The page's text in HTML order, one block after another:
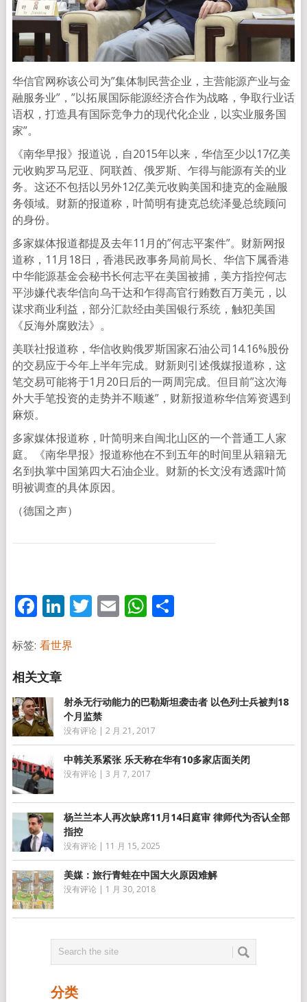
华信官网称该公司为”集体制民营企业，主营能源产业与金
融服务业”，”以拓展国际能源经济合作为战略，争取行业话
语权，打造具有国际竞争力的现代化企业，以实业服务国
家”。
《南华早报》报道说，自2015年以来，华信至少以17亿美
元收购罗马尼亚、阿联酋、俄罗斯、乍得与能源有关的业
务。这还不包括以另外12亿美元收购美国和捷克的金融服
务领域。财新的报道称，叶简明有捷克总统泽曼总统顾问
的身份。
多家媒体报道都提及去年11月的”何志平案件”。财新网报
道称，11月18日，香港民政事务局前局长、华信下属香港
中华能源基金会秘书长何志平在美国被捕，美方指控何志
平涉嫌代表华信向乌干达和乍得高官行贿数百万美元，以
谋求商业利益，部分汇款经由美国银行系统，触犯美国
《反海外腐败法》。
美联社报道称，华信收购俄罗斯国家石油公司14.16%股份
的交易应于今年上半年完成。财新则引述俄媒报道称，这
笔交易可能将于1月20日后的一两周完成。但目前”这次海
外大手笔投资的走势并不顺遂”，财新报道称华信筹资遇到
麻烦。
多家媒体报道称，叶简明来自闽北山区的一个普通工人家
庭。《南华早报》报道称他在不到五年的时间里从籍籍无
名到执掌中国第四大石油企业。财新的长文没有透露叶简
明被调查的具体原因。
（德国之声）
Facebook
LinkedIn
Twitter
EmailWhatsApp
分
标签: 看世界
射杀无行动能力的巴勒斯坦袭击者 以色列士兵被判18
个月监禁
没有评论 | 2 月 21, 2017
中韩关系紧张 乐天称在华有10多家店面关闭
没有评论 | 3 月 7, 2017
杨兰兰本人再次缺席11月14日庭审 律师代为否认全部
指控
没有评论 | 11 月 15, 2025
美媒：旅行青蛙在中国大火原因难解
没有评论 | 1 月 30, 2018
分类